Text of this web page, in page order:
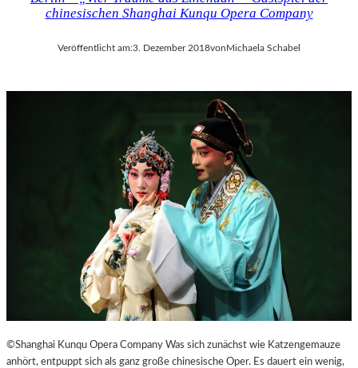
chinesischen Shanghai Kunqu Opera Company
Veröffentlicht am:3. Dezember 2018von Michaela Schabel
©Shanghai Kunqu Opera Company Was sich zunächst wie Katzengemauze
anhört, entpuppt sich als ganz große chinesische Oper. Es dauert ein wenig,